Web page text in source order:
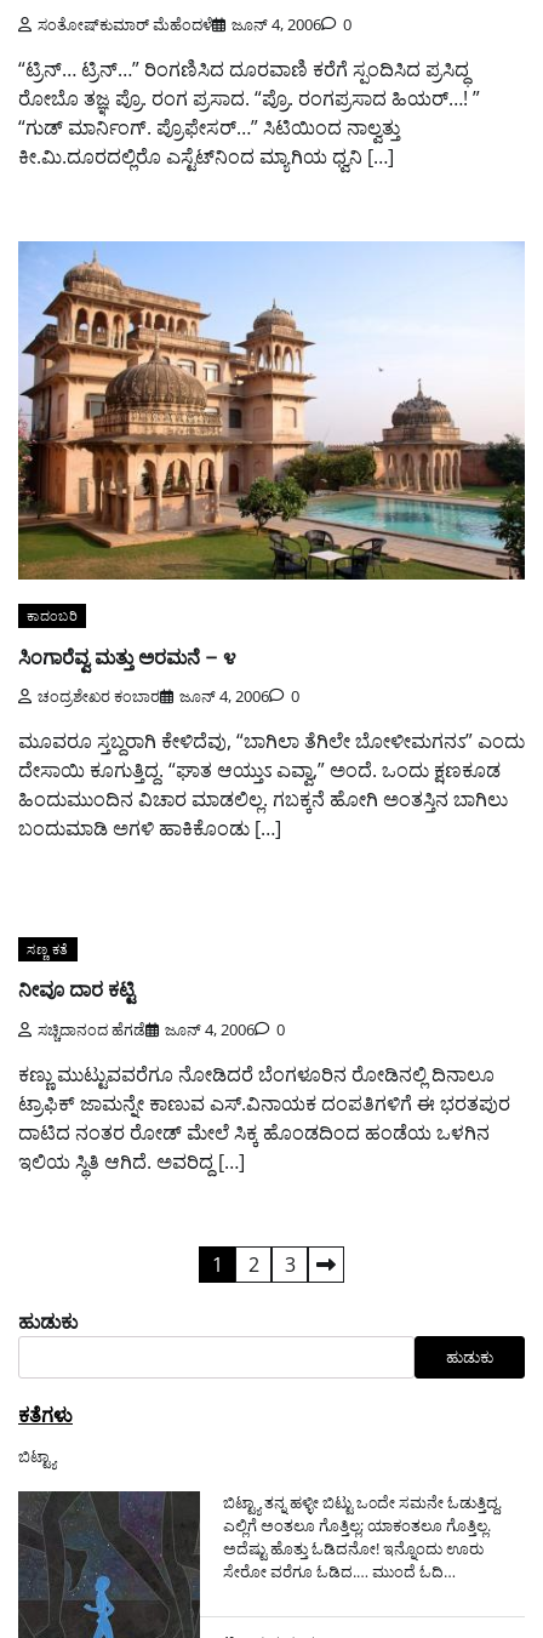
ಸಂತೋಷ್‌ಕುಮಾರ್ ಮೆಹೆಂದಳೆ ಜೂನ್ 4, 2006 0
“ಟ್ರಿನ್… ಟ್ರಿನ್…” ರಿಂಗಣಿಸಿದ ದೂರವಾಣಿ ಕರೆಗೆ ಸ್ಪಂದಿಸಿದ ಪ್ರಸಿದ್ಧ
ರೋಬೊ ತಜ್ಞ ಪ್ರೊ. ರಂಗ ಪ್ರಸಾದ. “ಪ್ರೊ. ರಂಗಪ್ರಸಾದ ಹಿಯರ್…! ”
“ಗುಡ್ ಮಾರ್ನಿಂಗ್. ಪ್ರೊಫೇಸರ್…” ಸಿಟಿಯಿಂದ ನಾಲ್ವತ್ತು
ಕೀ.ಮಿ.ದೂರದಲ್ಲಿರೊ ಎಸ್ಟೆಟ್‌ನಿಂದ ಮ್ಯಾಗಿಯ ಧ್ವನಿ […]
ಕಾದಂಬರಿ
ಸಿಂಗಾರೆವ್ವ ಮತ್ತು ಅರಮನೆ – ೪
ಚಂದ್ರಶೇಖರ ಕಂಬಾರ ಜೂನ್ 4, 2006 0
ಮೂವರೂ ಸ್ತಬ್ದರಾಗಿ ಕೇಳಿದೆವು, “ಬಾಗಿಲಾ ತೆಗಿಲೇ ಬೋಳೀಮಗನಽ” ಎಂದು
ದೇಸಾಯಿ ಕೂಗುತ್ತಿದ್ದ. “ಘಾತ ಆಯ್ತುಽ ಎವ್ವಾ,” ಅಂದೆ. ಒಂದು ಕ್ಷಣಕೂಡ
ಹಿಂದುಮುಂದಿನ ವಿಚಾರ ಮಾಡಲಿಲ್ಲ. ಗಬಕ್ಕನೆ ಹೋಗಿ ಅಂತಸ್ತಿನ ಬಾಗಿಲು
ಬಂದುಮಾಡಿ ಅಗಳಿ ಹಾಕಿಕೊಂಡು […]
ಸಣ್ಣ ಕತೆ
ನೀವೂ ದಾರ ಕಟ್ಟಿ
ಸಚ್ಚಿದಾನಂದ ಹೆಗಡೆ ಜೂನ್ 4, 2006 0
ಕಣ್ಣು ಮುಟ್ಟುವವರೆಗೂ ನೋಡಿದರೆ ಬೆಂಗಳೂರಿನ ರೋಡಿನಲ್ಲಿ ದಿನಾಲೂ
ಟ್ರಾಫಿಕ್ ಜಾಮನ್ನೇ ಕಾಣುವ ಎಸ್.ವಿನಾಯಕ ದಂಪತಿಗಳಿಗೆ ಈ ಭರತಪುರ
ದಾಟಿದ ನಂತರ ರೋಡ್ ಮೇಲೆ ಸಿಕ್ಕ ಹೊಂಡದಿಂದ ಹಂಡೆಯ ಒಳಗಿನ
ಇಲಿಯ ಸ್ಥಿತಿ ಆಗಿದೆ. ಅವರಿದ್ದ […]
ಪುಟ
1 2 3
ಹುಡುಕು
ಹುಡುಕು
ಕತೆಗಳು
ಬಿಟ್ಟ್ಯಾ
ಬಿಟ್ಟ್ಯಾ ತನ್ನ ಹಳ್ಳೀ ಬಿಟ್ಟು ಒ೦ದೇ ಸಮನೇ ಓಡುತ್ತಿದ್ದ.
ಎಲ್ಲಿಗೆ ಅಂತಲೂ ಗೊತ್ತಿಲ್ಲ; ಯಾಕಂತಲೂ ಗೊತ್ತಿಲ್ಲ.
ಅದೆಷ್ಟು ಹೊತ್ತು ಓಡಿದನೋ! ಇನ್ನೊಂದು ಊರು
ಸೇರೋ ವರೆಗೂ ಓಡಿದ.…ಮುಂದೆ ಓದಿ…